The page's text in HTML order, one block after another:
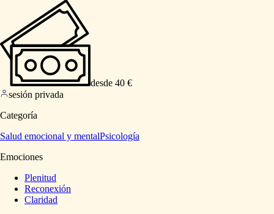
desde 40 €
sesión privada
Categoría
Salud emocional y mentalPsicología
Emociones
Plenitud
Reconexión
Claridad